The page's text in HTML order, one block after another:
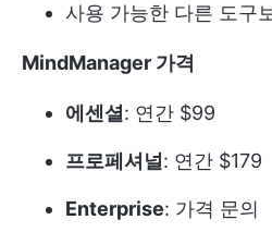
사용 가능한 다른 도구
MindManager 가격
에센셜 : 연간 $99
프로페셔널 : 연간 $179
Enterprise: 가격 문의